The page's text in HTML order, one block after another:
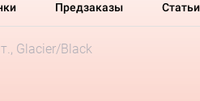
Предзаказы Статьи
Glacier/Black